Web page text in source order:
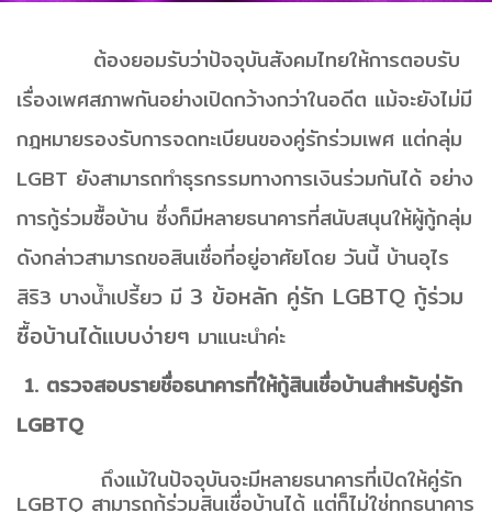
ต้องยอมรับว่าปัจจุบันสังคมไทยให้การตอบรับ
เรื่องเพศสภาพกันอย่างเปิดกว้างกว่าในอดีต แม้จะยังไม่มี
กฎหมายรองรับการจดทะเบียนของคู่รักร่วมเพศ แต่กลุ่ม
LGBT ยังสามารถทำธุรกรรมทางการเงินร่วมกันได้ อย่าง
การกู้ร่วมซื้อบ้าน ซึ่งก็มีหลายธนาคารที่สนับสนุนให้ผู้กู้กลุ่ม
ดังกล่าวสามารถขอสินเชื่อที่อยู่อาศัยโดย วันนี้ บ้านอุไร
สิริ3 บางน้ำเปรี้ยว มี 3 ข้อหลัก คู่รัก LGBTQ กู้ร่วม
ซื้อบ้านได้แบบง่ายๆ มาแนะนำค่ะ
1. ตรวจสอบรายชื่อธนาคารที่ให้กู้สินเชื่อบ้านสำหรับคู่รัก
LGBTQ
ถึงแม้ในปัจจุบันจะมีหลายธนาคารที่เปิดให้คู่รัก
LGBTQ สามารถกู้ร่วมสินเชื่อบ้านได้ แต่ก็ไม่ใช่ทุกธนาคาร